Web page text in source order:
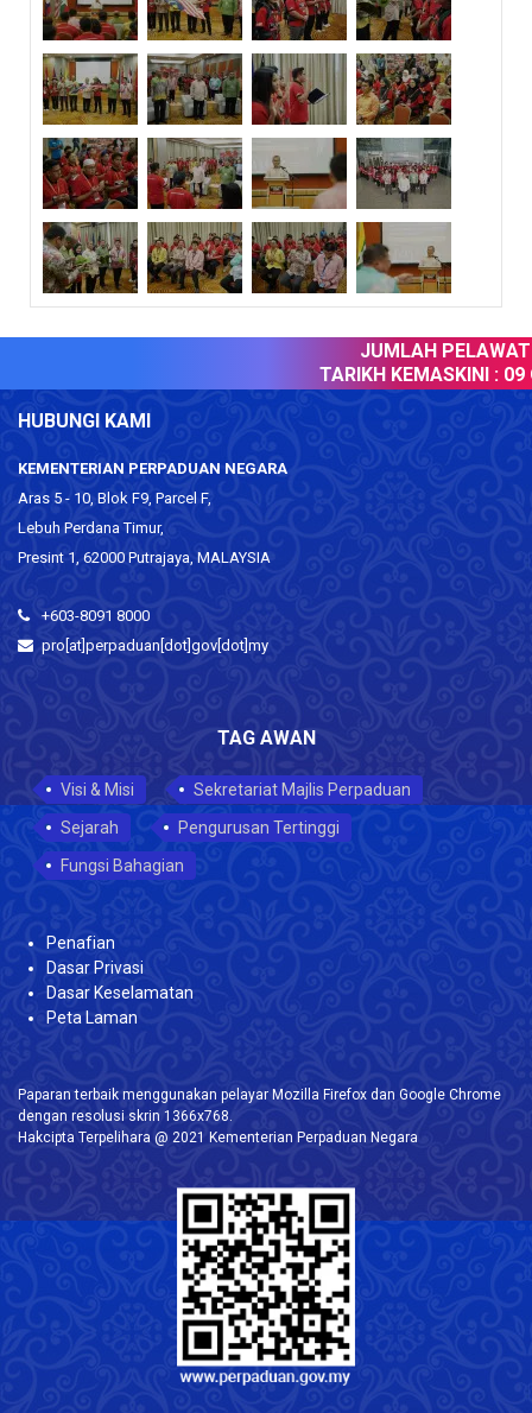
JUMLAH PELAWAT :
TARIKH KEMASKINI : 09
HUBUNGI KAMI
KEMENTERIAN PERPADUAN NEGARA
Aras 5 - 10, Blok F9, Parcel F,
Lebuh Perdana Timur,
Presint 1, 62000 Putrajaya, MALAYSIA
+603-8091 8000
pro[at]perpaduan[dot]gov[dot]my
TAG AWAN
Visi & Misi
Sekretariat Majlis Perpaduan
Sejarah
Pengurusan Tertinggi
Fungsi Bahagian
Penafian
Dasar Privasi
Dasar Keselamatan
Peta Laman
Paparan terbaik menggunakan pelayar Mozilla Firefox dan Google Chrome
dengan resolusi skrin 1366x768.
Hakcipta Terpelihara @ 2021 Kementerian Perpaduan Negara